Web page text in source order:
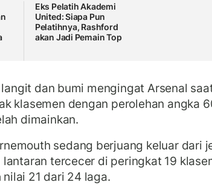
Eks Pelatih Akademi
United: Siapa Pun
Pelatihnya, Rashford
akan Jadi Pemain Top
dan bumi mengingat Arsenal
klasemen dengan perolehan angka
dimainkan.
sedang berjuang keluar dari
tercecer di peringkat 19
21 dari 24 laga.